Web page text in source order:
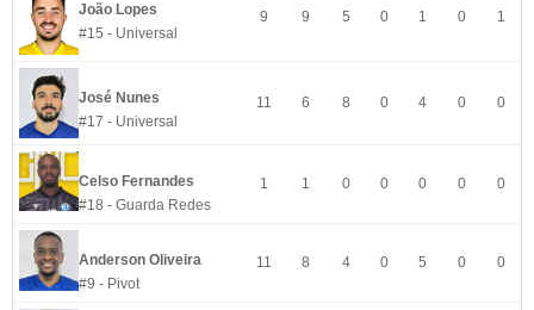
João Lopes
#15 - Universal
9 9 5 0 1 0 1
José Nunes
#17 - Universal
11 6 8 0 4 0 0
Celso Fernandes
#18 - Guarda Redes
1 1 0 0 0 0 0
Anderson Oliveira
#9 - Pivot
11 8 4 0 5 0 0